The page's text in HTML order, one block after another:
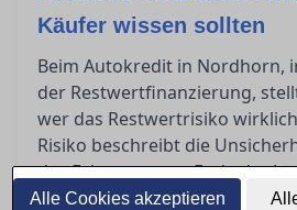
Alle Cookies akzeptieren
Käufer wissen sollten
Beim Autokredit in Nordhorn,
der Restwertfinanzierung,
wer das Restwertrisiko
Risiko beschreibt die
des Fahrzeugs am Ende der
Kilometerüberschreitungen